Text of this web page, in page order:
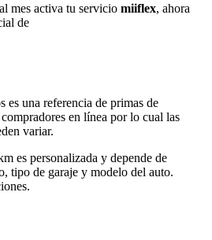
mes activa tu servicio miiflex, ahora
de
es una referencia de primas de
en línea por lo cual las
variar.
es personalizada y depende de
tipo de garaje y modelo del auto.